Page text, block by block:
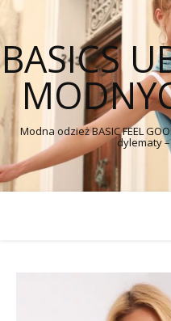
BASICS
Modna odzież BASIC FEEL
dylematy